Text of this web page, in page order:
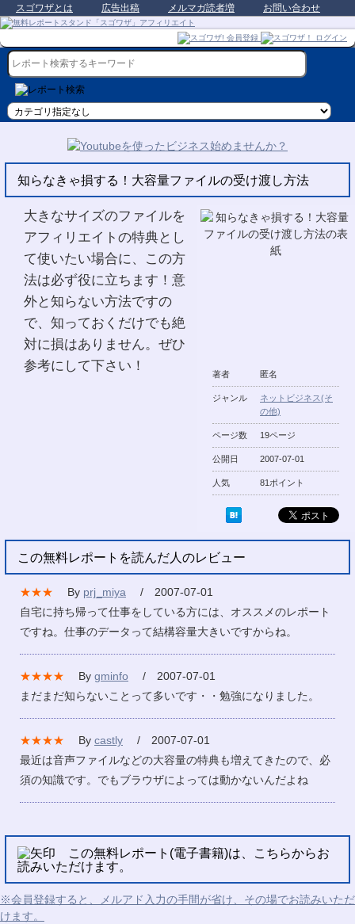
スゴワザとは 広告出稿 メルマガ読者増 お問い合わせ
知らなきゃ損する！大容量ファイルの受け渡し方法
著者 匿名
ジャンル
ネットビジネス(そ
の他)
ページ数 19ページ
公開日 2007-07-01
人気 81ポイント
大きなサイズのファイルを
アフィリエイトの特典とし
て使いたい場合に、この方
法は必ず役に立ちます！意
外と知らない方法ですの
で、知っておくだけでも絶
対に損はありません。ぜひ
参考にして下さい！
この無料レポートを読んだ人のレビュー
★★★ By prj_miya
/ 2007-07-01
自宅に持ち帰って仕事をしている方には、オススメのレポート
ですね。仕事のデータって結構容量大きいですからね。
★★★★ By gminfo
/ 2007-07-01
まだまだ知らないことって多いです・・勉強になりました。
★★★★ By castly
/ 2007-07-01
最近は音声ファイルなどの大容量の特典も増えてきたので、必
須の知識です。でもブラウザによっては動かないんだよね
この無料レポート(電子書籍)は、こちらからお
読みいただけます。
※会員登録すると、メルアド入力の手間が省け、その場でお読みいただ
けます。